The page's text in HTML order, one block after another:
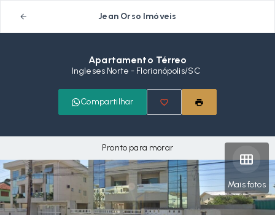
Jean Orso Imóveis
Apartamento Térreo
Ingleses Norte - Florianópolis/SC
Compartilhar
Mais fotos
Pronto para morar